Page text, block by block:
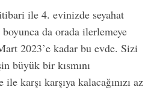
ile 4. evinizde seyahat
boyunca da orada ilerlemeye
2023’e kadar bu evde. Sizi
büyük bir kısmını
karşı karşıya kalacağınızı az